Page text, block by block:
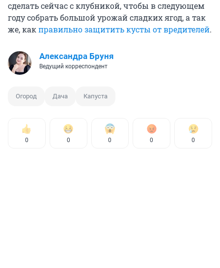
сделать сейчас с клубникой, чтобы в следующем
году собрать большой урожай сладких ягод, а так
же, какправильно защитить кусты от вредителей.
Александра Бруня
Ведущий корреспондент
Огород Дача Капуста
0 0 0 0 0